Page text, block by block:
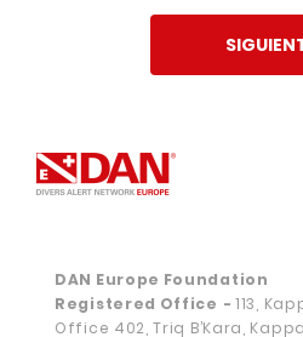
DAN Europe Foundation
Registered Office -113,
Office 402, Triq B’Kara,